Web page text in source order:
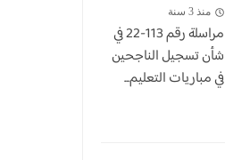
منذ 3 سنة
مراسلة رقم 113-22 في
شأن تسجيل الناجحين
في مباريات التعليم...